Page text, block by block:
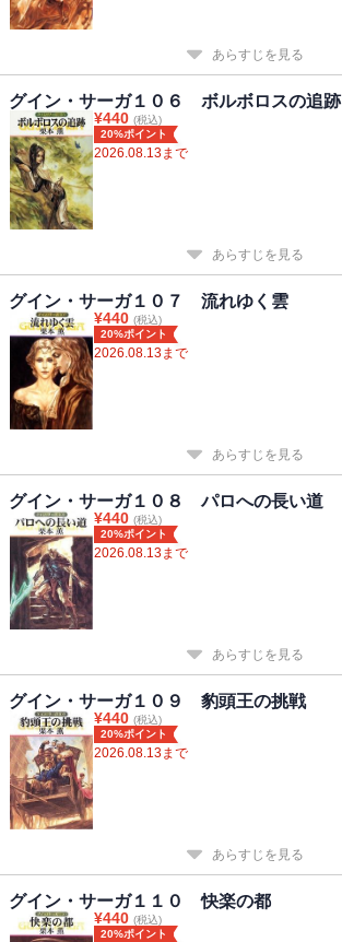
あらすじを見る
グイン・サーガ１０６ ボルボロスの追跡
¥440 (税込)
20%ポイント
2026.08.13まで
あらすじを見る
グイン・サーガ１０７ 流れゆく雲
¥440 (税込)
20%ポイント
2026.08.13まで
あらすじを見る
グイン・サーガ１０８ パロへの長い道
¥440 (税込)
20%ポイント
2026.08.13まで
あらすじを見る
グイン・サーガ１０９ 豹頭王の挑戦
¥440 (税込)
20%ポイント
2026.08.13まで
あらすじを見る
グイン・サーガ１１０ 快楽の都
¥440 (税込)
20%ポイント